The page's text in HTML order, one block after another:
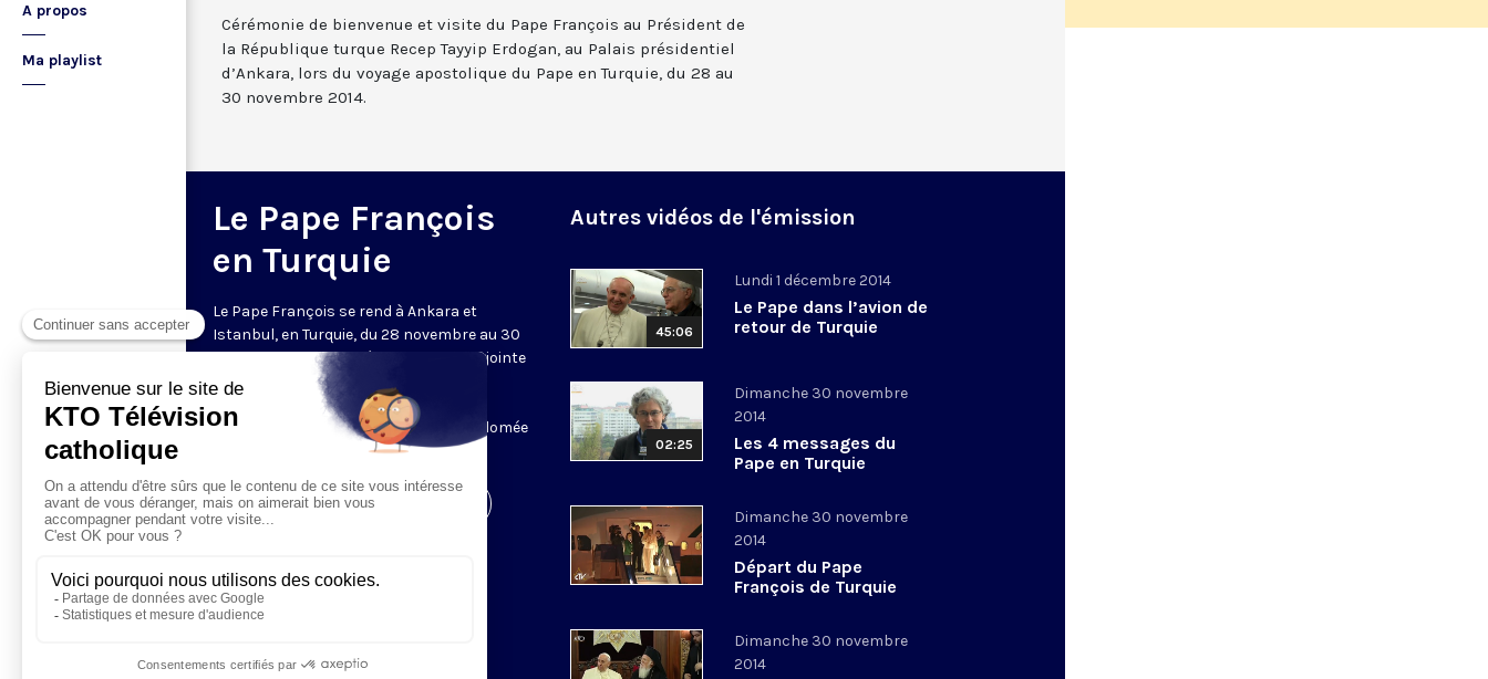
A propos
Ma playlist
Cérémonie de bienvenue et visite du Pape François au Président de
la République turque Recep Tayyip Erdogan, au Palais présidentiel
d’Ankara, lors du voyage apostolique du Pape en Turquie, du 28 au
30 novembre 2014.
Le Pape François
en Turquie
Le Pape François se rend à Ankara et
Istanbul, en Turquie, du 28 novembre au 30
novembre 2014, suite à l'invitation conjointe
du Président turc, du Président de la
Conférence épiscopale turque, et du
patriarche de Constantinople, Bartholomée
Visiter la page de l'émission
Autres vidéos de l'émission
45:06
Lundi 1 décembre 2014
Le Pape dans l’avion de
retour de Turquie
02:25
Dimanche 30 novembre
2014
Les 4 messages du
Pape en Turquie
Dimanche 30 novembre
2014
Départ du Pape
François de Turquie
Dimanche 30 novembre
2014